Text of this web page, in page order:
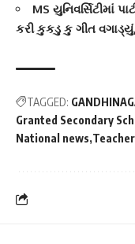
MS યુનિવર્સિટીમાં
કરી કુકડુ કુ ગીત
TAGGED:
Granted Secondary
National news